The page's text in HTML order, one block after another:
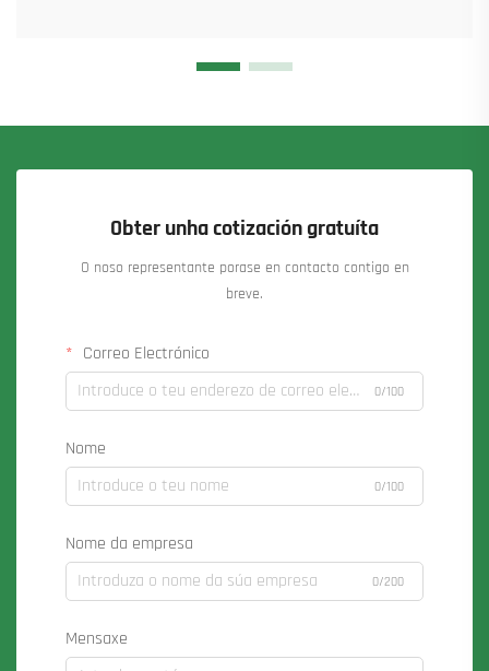
Obter unha cotización gratuíta
O noso representante porase en contacto contigo en
breve.
Correo Electrónico
0/100
Nome
0/100
Nome da empresa
0/200
Mensaxe